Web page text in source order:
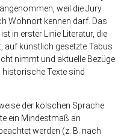
weil die Jury
Wohnort kennen darf. Das
in erster Linie Literatur, die
auf künstlich gesetzte Tabus
nimmt und aktuelle Bezüge
Texte sind
der kölschen Sprache
ein Mindestmaß an
werden (z. B. nach